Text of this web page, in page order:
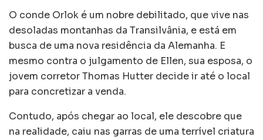
O conde Orlok é um nobre debilitado, que vive nas
desoladas montanhas da Transilvânia, e está em
busca de uma nova residência da Alemanha. E
mesmo contra o julgamento de Ellen, sua esposa, o
jovem corretor Thomas Hutter decide ir até o local
para concretizar a venda.
Contudo, após chegar ao local, ele descobre que
na realidade, caiu nas garras de uma terrível criatura